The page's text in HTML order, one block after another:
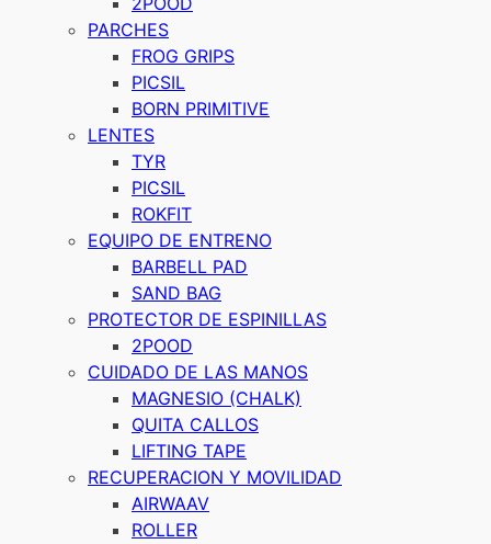
PARCHES
FROG GRIPS
PICSIL
BORN PRIMITIVE
LENTES
TYR
PICSIL
ROKFIT
EQUIPO DE ENTRENO
BARBELL PAD
SAND BAG
PROTECTOR DE ESPINILLAS
2POOD
CUIDADO DE LAS MANOS
MAGNESIO (CHALK)
QUITA CALLOS
LIFTING TAPE
RECUPERACION Y MOVILIDAD
AIRWAAV
ROLLER